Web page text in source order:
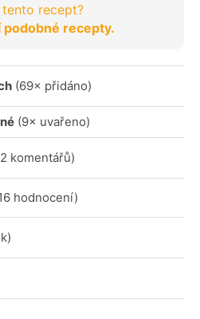
recept?
podobné recepty.
(69× přidáno)
(9× uvařeno)
komentářů)
hodnocení)